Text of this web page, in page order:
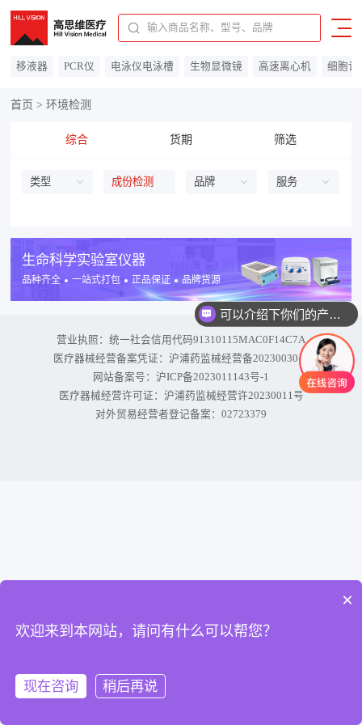
移液器 PCR仪 电泳仪电泳槽 生物显微镜 高速离心机 细胞计
首页 >环境检测
综合 货期 筛选
类型 成份检测 品牌 服务
生命科学实验室仪器
品种齐全 一站式打包 正品保证 品牌货源
营业执照：统一社会信用代码91310115MAC0F14C7A
医疗器械经营备案凭证：沪浦药监械经营备20230030号
网站备案号： 沪ICP备2023011143号-1
医疗器械经营许可证：沪浦药监械经营许20230011号
对外贸易经营者登记备案：02723379
×
欢迎来到本网站，请问有什么可以帮您？
现在咨询 稍后再说